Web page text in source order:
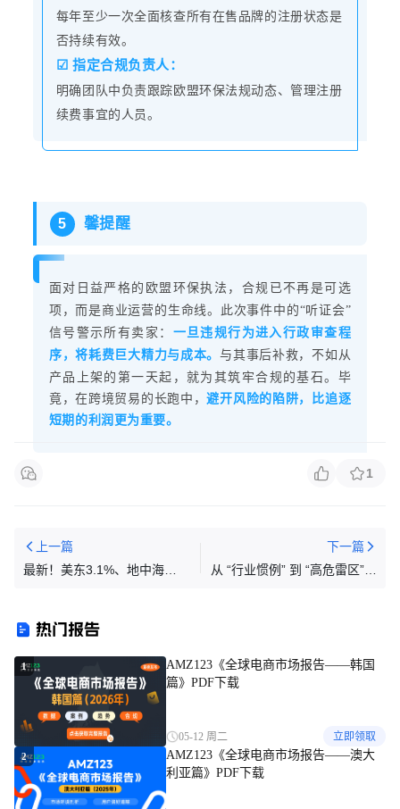
每年至少一次全面核查所有在售品牌的注册状态是
否持续有效。
☑ 指定合规负责人：
明确团队中负责跟踪欧盟环保法规动态、管理注册
续费事宜的人员。
5 馨提醒
面对日益严格的欧盟环保执法，合规已不再是可选
项，而是商业运营的生命线。此次事件中的“听证会”
信号警示所有卖家： 一旦违规行为进入行政审查程
序，将耗费巨大精力与成本。与其事后补救，不如从
产品上架的第一天起，就为其筑牢合规的基石。毕
竟，在跨境贸易的长跑中，避开风险的陷阱，比追逐
短期的利润更为重要。
1
上一篇
最新！美东3.1%、地中海
下一篇
从 “行业惯例” 到 “高危雷区”！
热门报告
1
AMZ123《全球电商市场报告——韩国
篇》PDF下载
05-12 周二 立即领取
2
AMZ123《全球电商市场报告——澳大
利亚篇》PDF下载